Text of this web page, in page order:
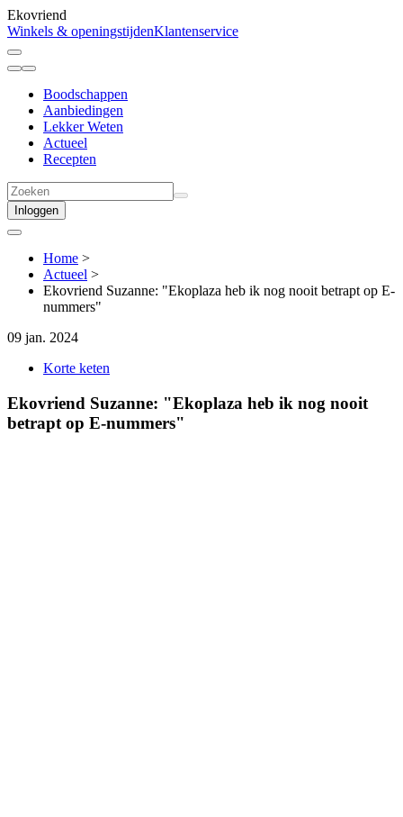
Ekovriend
Winkels & openingstijdenKlantenservice
Boodschappen
Aanbiedingen
Lekker Weten
Actueel
Recepten
Inloggen
Home >
Actueel >
Ekovriend Suzanne: "Ekoplaza heb ik nog nooit betrapt op E-
nummers"
09 jan. 2024
Korte keten
Ekovriend Suzanne: "Ekoplaza heb ik nog nooit
betrapt op E-nummers"